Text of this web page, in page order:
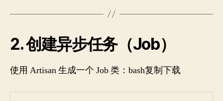
2. 创建异步任务（Job）
使用 Artisan 生成一个 Job 类：bash复制下载